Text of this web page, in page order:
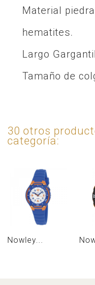
Material
hematites.
Largo
Tamaño de
30 otros
categoría:
Nowley...